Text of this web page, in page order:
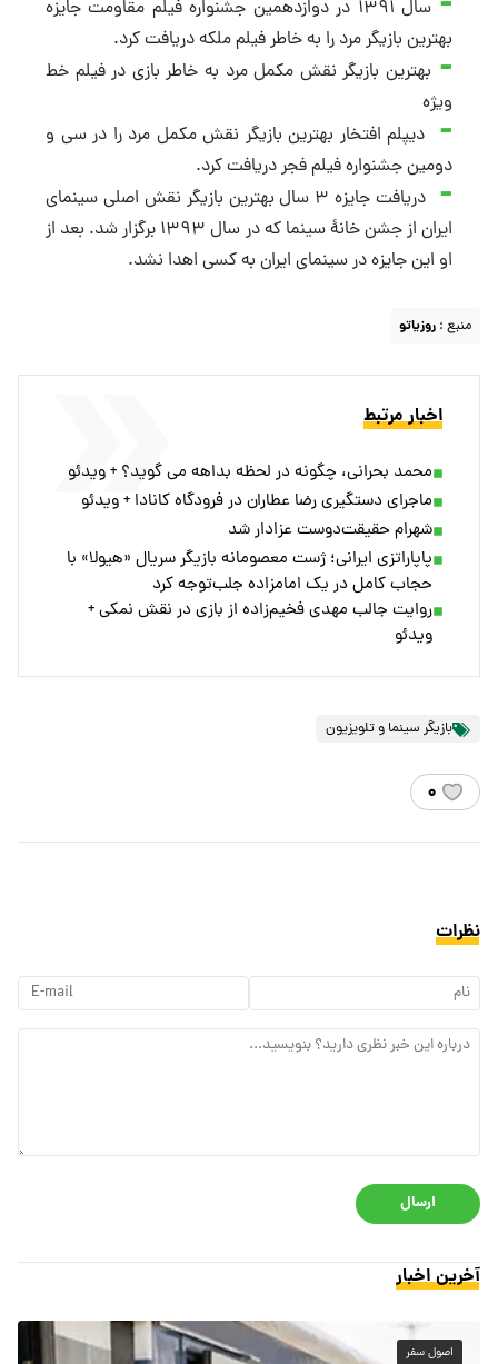
سال ۱۳۹۱ در دوازدهمین جشنواره فیلم مقاومت جایزه
بهترین بازیگر مرد را به خاطر فیلم ملکه دریافت کرد.
بهترین بازیگر نقش مکمل مرد به خاطر بازی در فیلم خط
ویژه
دیپلم افتخار بهترین بازیگر نقش مکمل مرد را در سی و
دومین جشنواره فیلم فجر دریافت کرد.
دریافت جایزه ۳ سال بهترین بازیگر نقش اصلی سینمای
ایران از جشن خانهٔ سینما که در سال ۱۳۹۳ برگزار شد. بعد از
او این جایزه در سینمای ایران به کسی اهدا نشد.
منبع : روزیاتو
اخبار مرتبط
محمد بحرانی، چگونه در لحظه بداهه می گوید؟ + ویدئو
ماجرای دستگیری رضا عطاران در فرودگاه کانادا + ویدئو
شهرام حقیقت‌دوست عزادار شد
پاپاراتزی ایرانی؛ ژست معصومانه بازیگر سریال «هیولا» با
حجاب کامل در یک امامزاده جلب‌توجه کرد
روایت جالب مهدی فخیم‌زاده از بازی در نقش نمکی +
ویدئو
بازیگر سینما و تلویزیون
۰
نظرات
ارسال
آخرین اخبار
اصول سفر